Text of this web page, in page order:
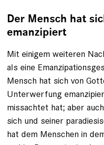
Der Mensch hat
emanzipiert
Mit einigem weiteren
als eine
Mensch hat sich von
Unterwerfung
missachtet hat; aber
sich und seiner
hat dem Menschen in